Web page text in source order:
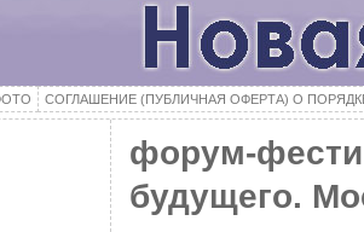
СОГЛАШЕНИЕ (ПУБЛИЧНАЯ ОФЕРТА) О
форум-
будущего.